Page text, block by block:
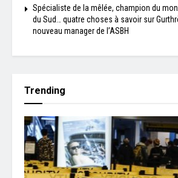
Spécialiste de la mêlée, champion du
du Sud… quatre choses à savoir sur
nouveau manager de l’ASBH
Trending